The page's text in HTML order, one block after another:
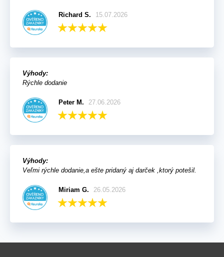
Richard S. 15.07.2026
Výhody:
Rýchle dodanie
Peter M. 27.06.2026
Výhody:
Veľmi rýchle dodanie,a ešte pridaný aj darček ,ktorý potešil.
Miriam G. 26.05.2026